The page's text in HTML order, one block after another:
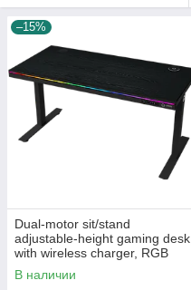
–15%
Dual-motor sit/stand
adjustable-height gaming desk
with wireless charger, RGB
lighting, control panel, and
USB
В наличии